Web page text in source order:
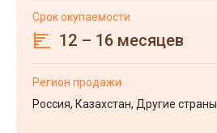
Срок окупаемости
12 – 16 месяцев
Регион продажи
Россия, Казахстан, Другие страны